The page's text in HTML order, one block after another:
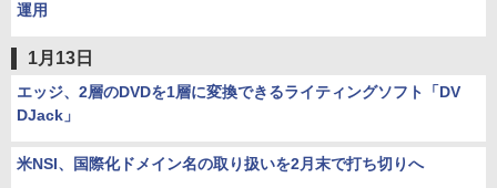
運用
1月13日
エッジ、2層のDVDを1層に変換できるライティングソフト「DV
DJack」
米NSI、国際化ドメイン名の取り扱いを2月末で打ち切りへ